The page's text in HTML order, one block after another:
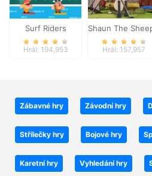
Surf Riders
Hrál: 194,953
Shaun The
Hrál: 157,957
Zábavné hry Závodní hry
Střílečky hry Bojové hry
Karetní hry Vyhledání hry